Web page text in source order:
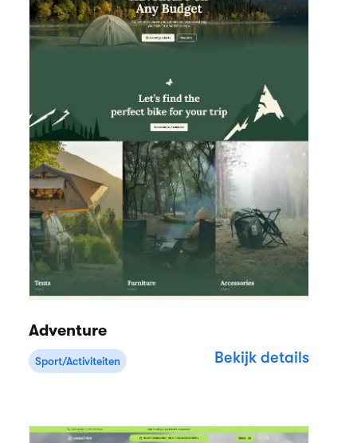
Adventure
Sport/Activiteiten Bekijk details